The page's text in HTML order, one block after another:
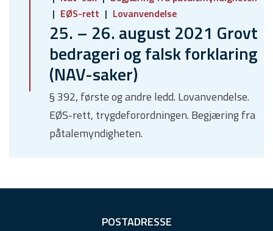
EØS-rett
Lovanvendelse
25. – 26. august 2021 Grovt
bedrageri og falsk forklaring
(NAV-saker)
§ 392, første og andre ledd. Lovanvendelse.
EØS-rett, trygdeforordningen. Begjæring fra
påtalemyndigheten.
POSTADRESSE